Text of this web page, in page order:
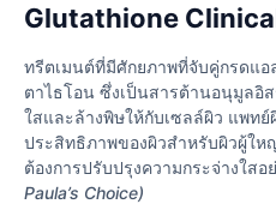
Glutathione
ทรีตเมนต์ที่มีศักยภาพที่จับคู่กรดแ
ตาไธโอน ซึ่งเป็นสารต้านอนุมูลอิ
ใสและล้างพิษให้กับเซลล์ผิว แพทย์
ประสิทธิภาพของผิวสําหรับผิวผู้ใ
ต้องการปรับปรุงความกระจ่างใสอ
Paula’s Choice)